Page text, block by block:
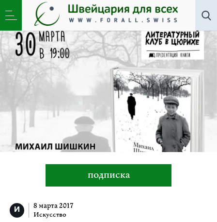
Искусство
Михаил Шишкин представляет свою
новую книгу «Пальто с хлястиком»
подписка
8 марта 2017
Искусство